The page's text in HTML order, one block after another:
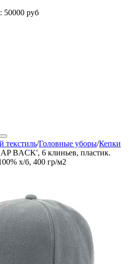
50000 руб
текстиль/Головные уборы/Кепки
BACK', 6 клиньев, пластик.
х/б, 400 гр/м2